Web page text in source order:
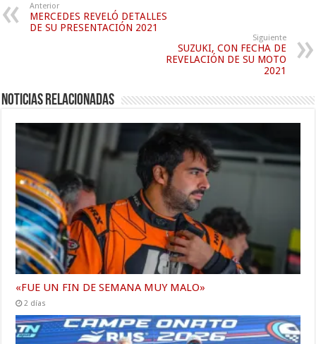
Anterior
MERCEDES REVELÓ DETALLES
DE SU PRESENTACIÓN 2021
Siguiente
SUZUKI, CON FECHA DE
REVELACIÓN DE SU MOTO
2021
Noticias relacionadas
«FUE UN FIN DE SEMANA MUY MALO»
2 días